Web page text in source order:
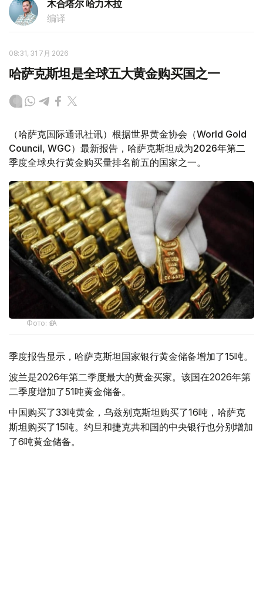
木合塔尔 哈力木拉
编译
08:31, 31 7月 2026
哈萨克斯坦是全球五大黄金购买国之一
（哈萨克国际通讯社讯）根据世界黄金协会（World Gold
Council, WGC）最新报告，哈萨克斯坦成为2026年第二
季度全球央行黄金购买量排名前五的国家之一。
Фото: ӨзА
季度报告显示，哈萨克斯坦国家银行黄金储备增加了15吨。
波兰是2026年第二季度最大的黄金买家。该国在2026年第
二季度增加了51吨黄金储备。
中国购买了33吨黄金，乌兹别克斯坦购买了16吨，哈萨克
斯坦购买了15吨。约旦和捷克共和国的中央银行也分别增加
了6吨黄金储备。